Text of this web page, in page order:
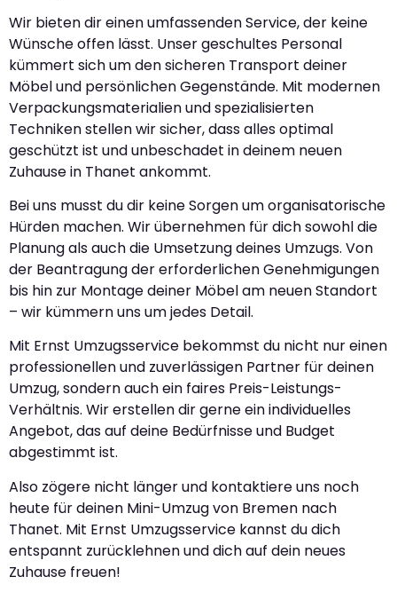
Wir bieten dir einen umfassenden Service, der keine
Wünsche offen lässt. Unser geschultes Personal
kümmert sich um den sicheren Transport deiner
Möbel und persönlichen Gegenstände. Mit modernen
Verpackungsmaterialien und spezialisierten
Techniken stellen wir sicher, dass alles optimal
geschützt ist und unbeschadet in deinem neuen
Zuhause in Thanet ankommt.
Bei uns musst du dir keine Sorgen um organisatorische
Hürden machen. Wir übernehmen für dich sowohl die
Planung als auch die Umsetzung deines Umzugs. Von
der Beantragung der erforderlichen Genehmigungen
bis hin zur Montage deiner Möbel am neuen Standort
– wir kümmern uns um jedes Detail.
Mit Ernst Umzugsservice bekommst du nicht nur einen
professionellen und zuverlässigen Partner für deinen
Umzug, sondern auch ein faires Preis-Leistungs-
Verhältnis. Wir erstellen dir gerne ein individuelles
Angebot, das auf deine Bedürfnisse und Budget
abgestimmt ist.
Also zögere nicht länger und kontaktiere uns noch
heute für deinen Mini-Umzug von Bremen nach
Thanet. Mit Ernst Umzugsservice kannst du dich
entspannt zurücklehnen und dich auf dein neues
Zuhause freuen!